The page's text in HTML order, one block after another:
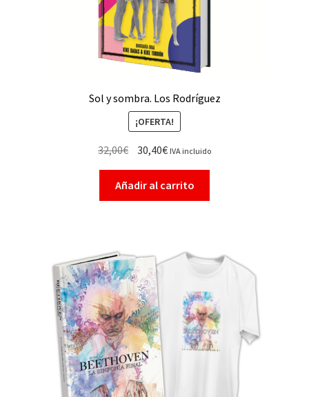
Sol y sombra. Los Rodríguez
¡OFERTA!
32,00€ 30,40€ IVA incluido
Añadir al carrito